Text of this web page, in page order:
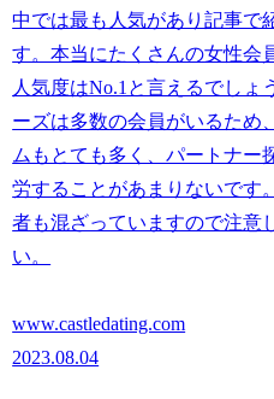
中では最も人気があり記事で
す。本当にたくさんの女性会
人気度はNo.1と言えるでしょ
ーズは多数の会員がいるため
ムもとても多く、パートナー
労することがあまりないです
者も混ざっていますので注意
い。
www.castledating.com
2023.08.04